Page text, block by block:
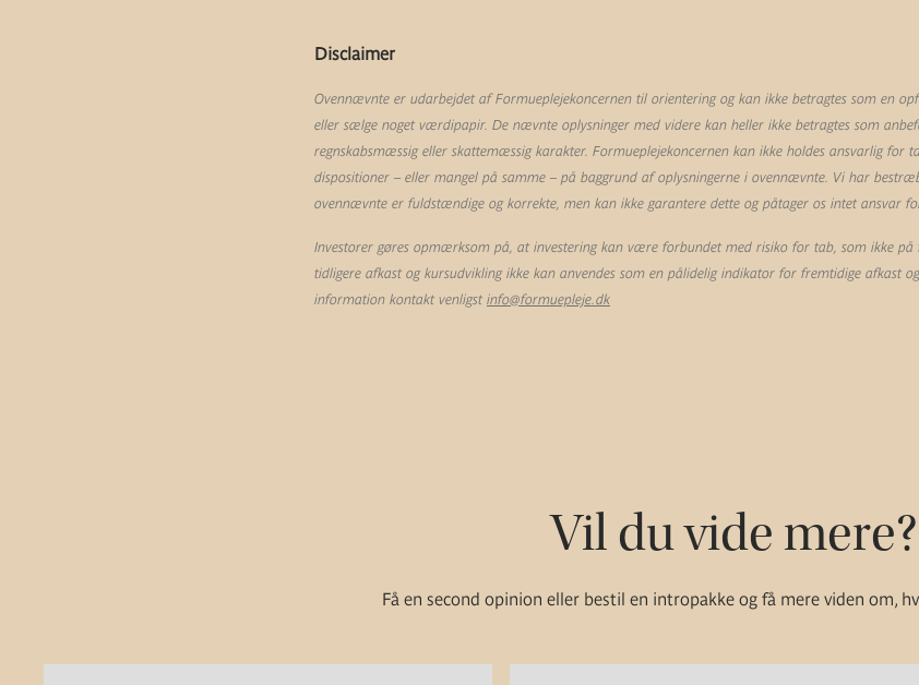
Disclaimer
Ovennævnte er udarbejdet af Formueplejekoncernen til orientering og kan ikke betragtes som en
eller sælge noget værdipapir. De nævnte oplysninger med videre kan heller ikke betragtes som
regnskabsmæssig eller skattemæssig karakter. Formueplejekoncernen kan ikke holdes ansvarlig for
dispositioner – eller mangel på samme – på baggrund af oplysningerne i ovennævnte. Vi har
ovennævnte er fuldstændige og korrekte, men kan ikke garantere dette og påtager os intet ansvar
Investorer gøres opmærksom på, at investering kan være forbundet med risiko for tab, som ikke på
tidligere afkast og kursudvikling ikke kan anvendes som en pålidelig indikator for fremtidige afkast
information kontakt venligst info@formuepleje.dk
Vil du vide mere?
Få en second opinion eller bestil en intropakke og få mere viden om,